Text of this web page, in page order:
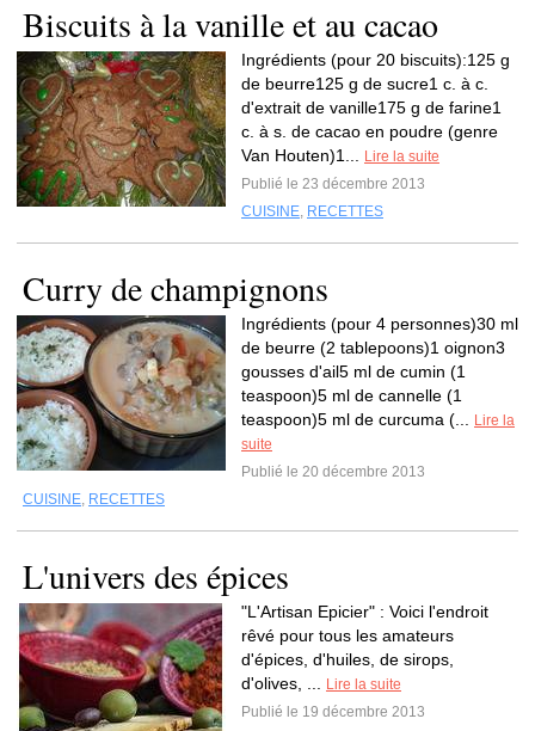
Biscuits à la vanille et au cacao
Ingrédients (pour 20 biscuits):125 g
de beurre125 g de sucre1 c. à c.
d'extrait de vanille175 g de farine1
c. à s. de cacao en poudre (genre
Van Houten)1...
Lire la suite
Publié le 23 décembre 2013
CUISINE, RECETTES
Curry de champignons
Ingrédients (pour 4 personnes)30 ml
de beurre (2 tablepoons)1 oignon3
gousses d'ail5 ml de cumin (1
teaspoon)5 ml de cannelle (1
teaspoon)5 ml de curcuma (...
Lire la
suite
Publié le 20 décembre 2013
CUISINE, RECETTES
L'univers des épices
"L'Artisan Epicier" : Voici l'endroit
rêvé pour tous les amateurs
d'épices, d'huiles, de sirops,
d'olives, ...
Lire la suite
Publié le 19 décembre 2013